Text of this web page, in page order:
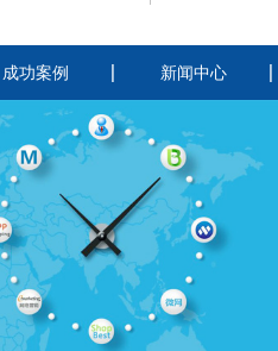
成功案例 新闻中心
公司动态
行业动态
常见问题
时事聚焦
其他